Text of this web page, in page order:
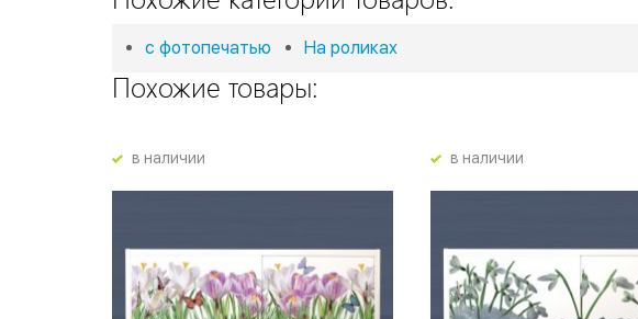
с фотопечатью На роликах
Похожие товары:
в наличии в наличии